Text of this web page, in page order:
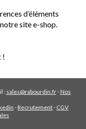
d’éléments
site e-shop.
!
: sales@rabourdin.fr- Nos
Recrutement CGV